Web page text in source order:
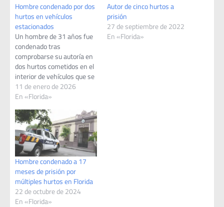
Hombre condenado por dos
hurtos en vehículos
estacionados
Un hombre de 31 años fue
condenado tras
comprobarse su autoría en
dos hurtos cometidos en el
interior de vehículos que se
encontraban estacionados
en la vía pública, en
Primera de Florida. El hecho
es resultado de un trabajo
de investigación llevado
adelante por personal
policial…
11 de enero de 2026
En «Florida»
Autor de cinco hurtos a
prisión
27 de septiembre de 2022
En «Florida»
Hombre condenado a 17
meses de prisión por
múltiples hurtos en Florida
22 de octubre de 2024
En «Florida»